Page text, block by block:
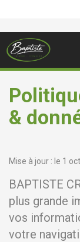
&
Mise à jour : le 1
BAPTISTE
plus grande
vos
votre